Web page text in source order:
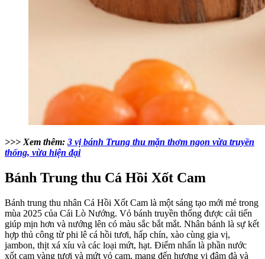
>>> Xem thêm: 3 vị bánh Trung thu mặn thơm ngon vừa truyền
thống, vừa hiện đại
Bánh Trung thu Cá Hồi Xốt Cam
Bánh trung thu nhân Cá Hồi Xốt Cam là một sáng tạo mới mẻ trong
mùa 2025 của Cái Lò Nướng. Vỏ bánh truyền thống được cải tiến
giúp mịn hơn và nướng lên có màu sắc bắt mắt. Nhân bánh là sự kết
hợp thủ công từ phi lê cá hồi tươi, hấp chín, xào cùng gia vị,
jambon, thịt xá xíu và các loại mứt, hạt. Điểm nhấn là phần nước
xốt cam vàng tươi và mứt vỏ cam, mang đến hương vị đậm đà và